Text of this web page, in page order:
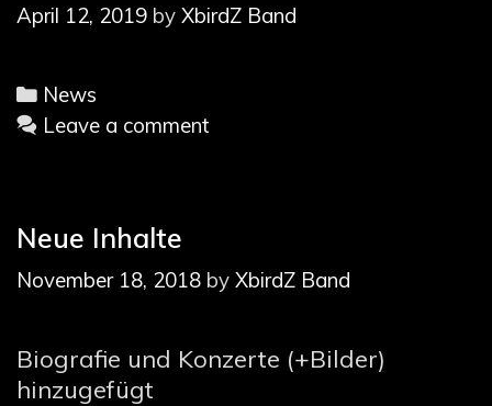
April 12, 2019 by XbirdZ Band
Categories
News
Leave a comment
Neue Inhalte
November 18, 2018 by XbirdZ Band
Biografie und Konzerte (+Bilder)
hinzugefügt